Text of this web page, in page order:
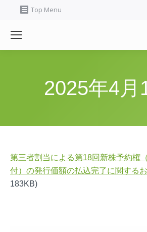
Top Menu
2025年4月
第三者割当による第18回新株予約権
付）の発行価額の払込完了に関する
183KB)